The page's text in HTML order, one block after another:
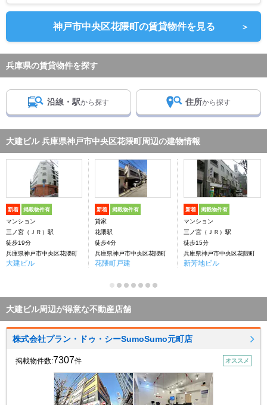
神戸市中央区花隈町の賃貸物件を見る ＞
兵庫県の賃貸物件を探す
沿線・駅から探す 住所から探す
大建ビル 兵庫県神戸市中央区花隈町周辺の建物情報
新着 掲載物件有
マンション
三ノ宮（ＪＲ）駅
徒歩19分
兵庫県神戸市中央区花隈町
大建ビル
新着 掲載物件有
貸家
花隈駅
徒歩4分
兵庫県神戸市中央区花隈町
花隈町戸建
新着 掲載物件有
マンション
三ノ宮（ＪＲ）駅
徒歩15分
兵庫県神戸市中央区花隈町
新芳地ビル
大建ビル周辺が得意な不動産店舗
株式会社プラン・ドゥ・シーSumoSumo元町店
掲載物件数:7307件 オススメ